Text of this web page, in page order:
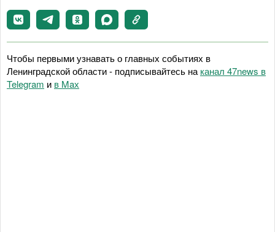
Чтобы первыми узнавать о главных событиях в
Ленинградской области - подписывайтесь на канал 47news в
Telegram и в Maх